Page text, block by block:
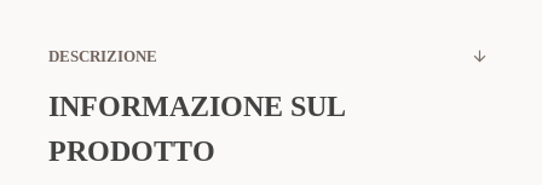
DESCRIZIONE
INFORMAZIONE SUL
PRODOTTO